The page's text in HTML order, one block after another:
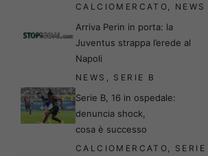
CALCIOMERCATO NEWS
Arriva Perin in porta: la
Juventus strappa l’erede al
Napoli
NEWS SERIE B
Serie B, 16 in ospedale:
denuncia shock,
cosa è successo
CALCIOMERCATO
SERIE